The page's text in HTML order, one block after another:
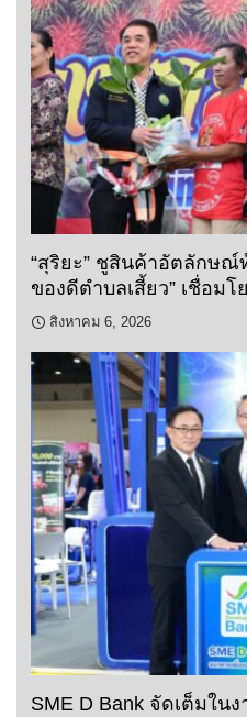
“สุริยะ” ชูสินค้าอัตลักษณ์ท้
ของดีตำบลเสี้ยว” เชื่อม
สิงหาคม 6, 2026
SME D Bank จัดเต็มใน